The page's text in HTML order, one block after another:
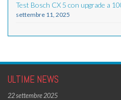
Test Bosch CX 5 con upgrade a
settembre 11, 2025
ULTIME NEWS
22 settembre 2025